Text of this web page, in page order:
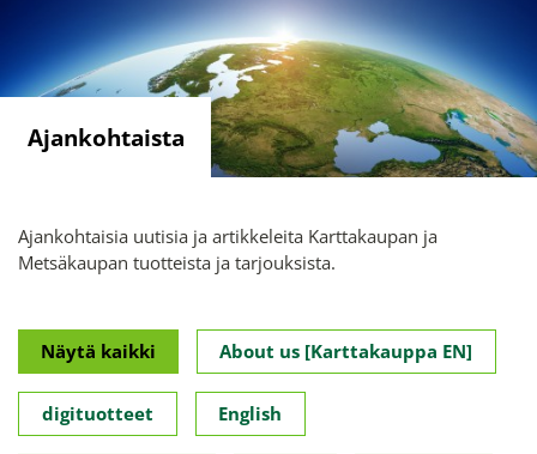
Ajankohtaista
Ajankohtaisia uutisia ja artikkeleita Karttakaupan ja
Metsäkaupan tuotteista ja tarjouksista.
Näytä kaikki About us [Karttakauppa EN]
digituotteet English